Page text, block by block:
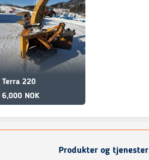
Terra 220
6,000 NOK
Produkter og tjenester